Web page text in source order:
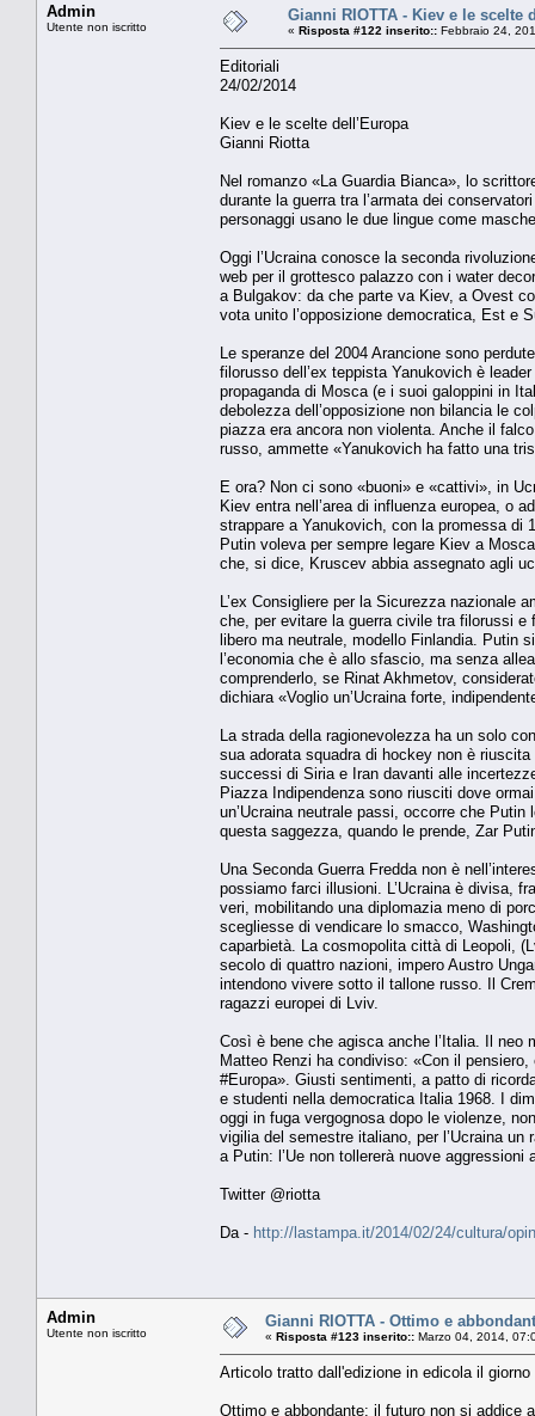
Admin
Utente non iscritto
Gianni RIOTTA - Kiev e le scelte
« Risposta #122 inserito:: Febbraio 24,
Editoriali
24/02/2014
Kiev e le scelte dell’Europa
Gianni Riotta
Nel romanzo «La Guardia Bianca», lo
durante la guerra tra l’armata dei
personaggi usano le due lingue come
Oggi l’Ucraina conosce la seconda
web per il grottesco palazzo con i water
a Bulgakov: da che parte va Kiev, a Ovest
vota unito l’opposizione democratica, Est e
Le speranze del 2004 Arancione sono
filorusso dell’ex teppista Yanukovich è
propaganda di Mosca (e i suoi galoppini in
debolezza dell’opposizione non bilancia le
piazza era ancora non violenta. Anche il
russo, ammette «Yanukovich ha fatto una
E ora? Non ci sono «buoni» e «cattivi», in
Kiev entra nell’area di influenza europea, o
strappare a Yanukovich, con la promessa di
Putin voleva per sempre legare Kiev a
che, si dice, Kruscev abbia assegnato agli
L’ex Consigliere per la Sicurezza nazionale
che, per evitare la guerra civile tra filorussi
libero ma neutrale, modello Finlandia. Putin
l’economia che è allo sfascio, ma senza
comprenderlo, se Rinat Akhmetov,
dichiara «Voglio un’Ucraina forte,
La strada della ragionevolezza ha un solo
sua adorata squadra di hockey non è
successi di Siria e Iran davanti alle
Piazza Indipendenza sono riusciti dove
un’Ucraina neutrale passi, occorre che
questa saggezza, quando le prende, Zar
Una Seconda Guerra Fredda non è
possiamo farci illusioni. L’Ucraina è divisa,
veri, mobilitando una diplomazia meno di
scegliesse di vendicare lo smacco,
caparbietà. La cosmopolita città di Leopoli,
secolo di quattro nazioni, impero Austro
intendono vivere sotto il tallone russo. Il
ragazzi europei di Lviv.
Così è bene che agisca anche l’Italia. Il
Matteo Renzi ha condiviso: «Con il
#Europa». Giusti sentimenti, a patto di
e studenti nella democratica Italia 1968. I
oggi in fuga vergognosa dopo le violenze,
vigilia del semestre italiano, per l’Ucraina
a Putin: l’Ue non tollererà nuove
Twitter @riotta
Da - http://lastampa.it/2014/02/24/cultura/
Admin
Utente non iscritto
Gianni RIOTTA - Ottimo e
« Risposta #123 inserito:: Marzo 04, 2014,
Articolo tratto dall'edizione in edicola il giorno
Ottimo e abbondante: il futuro non si addice